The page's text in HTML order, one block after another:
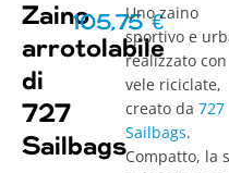
Zaino
arrotolabile
di
727
Sailbags
105,75€
Uno zaino
sportivo e
realizzato con
vele riciclate,
creato da 727
Sailbags.
Compatto, la